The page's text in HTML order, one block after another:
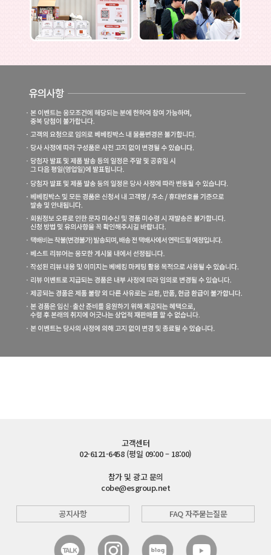
고객센터
02-6121-6458 (평일 09:00 – 18:00)
참가 및 광고 문의
cobe@esgroup.net
공지사항 FAQ 자주묻는질문